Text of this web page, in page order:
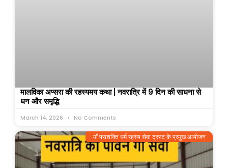
मालविका अप्सरा की रहस्यमय कथा | नवरात्रि में 9 दिन की साधना से
धन और समृद्धि
March 14, 2026 No Comments
माँ पराशक्ति धर्म रहस्य सेवा ट्रस्ट के प्रमुख आयोजन